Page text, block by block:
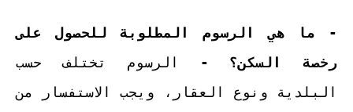
- ما هي الرسوم المطلوبة للحصول على
رخصة السكن؟ -
الرسوم تختلف حسب
البلدية ونوع العقار، ويجب الاستفسار من